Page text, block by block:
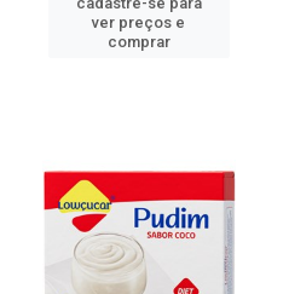
ver preços e
comprar